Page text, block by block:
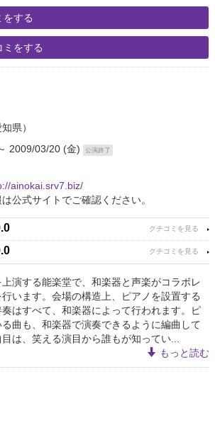
をする
ミをする
知県）
2009/03/20 (金)
公演終了
ainokai.srv7.biz/
公式サイトでご確認ください。
演する能楽堂で、和楽器と声楽がコラボレ
います。会場の構造上、ピアノを設置する
はすべて、和楽器によって行われます。ピ
曲も、和楽器で演奏できるように編曲して
は、笑える演目から誰もが知ってい...
もっと読む